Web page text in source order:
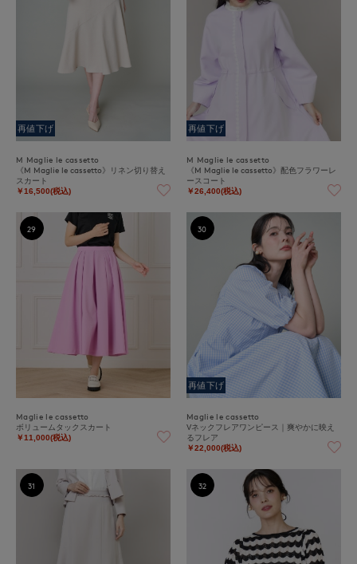
再値下げ
M Maglie le cassetto
《M Maglie le cassetto》リネン切り替え
スカート
￥16,500(税込)
再値下げ
M Maglie le cassetto
《M Maglie le cassetto》配色フラワーレ
ースコート
￥26,400(税込)
Maglie le cassetto
ボリュームタックスカート
￥11,000(税込)
29
再値下げ
Maglie le cassetto
Vネックフレアワンピース｜爽やかに映え
るフレア
￥22,000(税込)
30
31 32